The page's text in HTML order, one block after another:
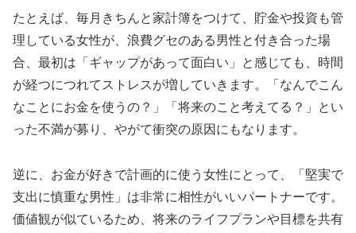
たとえば、毎月きちんと家計簿をつけて、貯金や投資も管
理している女性が、浪費グセのある男性と付き合った場
合、最初は「ギャップがあって面白い」と感じても、時間
が経つにつれてストレスが増していきます。「なんでこん
なことにお金を使うの？」「将来のこと考えてる？」とい
った不満が募り、やがて衝突の原因にもなります。
逆に、お金が好きで計画的に使う女性にとって、「堅実で
支出に慎重な男性」は非常に相性がいいパートナーです。
価値観が似ているため、将来のライフプランや目標を共有